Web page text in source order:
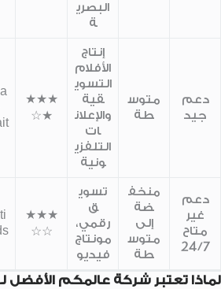
البصري
ة
دعم
جيد
متوس
طة
إنتاج
الأفلام
التسوي
قية
والإعلان
ات
التلفزي
ونية
★★★
★☆
دعم
غير
متاح
24/7
منخف
ضة
إلى
متوس
طة
تسوي
ق
رقمي،
مونتاج
فيديو
★★★
☆☆
لماذا تعتبر شركة عالمكم الأفضل